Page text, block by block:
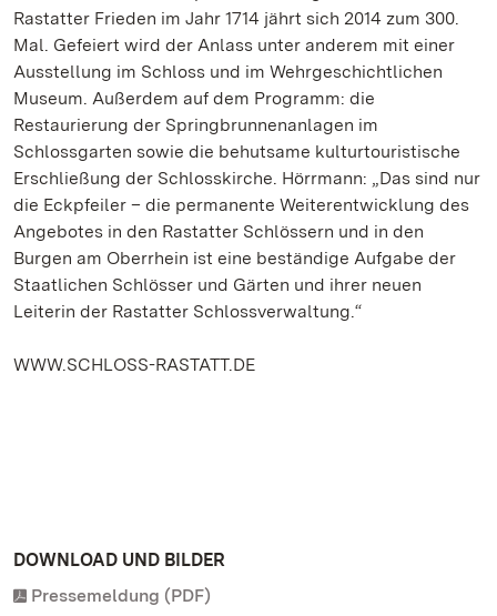
Rastatter Frieden im Jahr 1714 jährt sich 2014 zum 300.
Mal. Gefeiert wird der Anlass unter anderem mit einer
Ausstellung im Schloss und im Wehrgeschichtlichen
Museum. Außerdem auf dem Programm: die
Restaurierung der Springbrunnenanlagen im
Schlossgarten sowie die behutsame kulturtouristische
Erschließung der Schlosskirche. Hörrmann: „Das sind nur
die Eckpfeiler – die permanente Weiterentwicklung des
Angebotes in den Rastatter Schlössern und in den
Burgen am Oberrhein ist eine beständige Aufgabe der
Staatlichen Schlösser und Gärten und ihrer neuen
Leiterin der Rastatter Schlossverwaltung.“
WWW.SCHLOSS-RASTATT.DE
DOWNLOAD UND BILDER
Pressemeldung (PDF)